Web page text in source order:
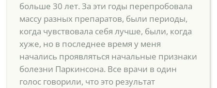
больше 30 лет. За эти годы перепробовала
массу разных препаратов, были периоды,
когда чувствовала себя лучше, были, когда
хуже, но в последнее время у меня
начались проявляться начальные признаки
болезни Паркинсона. Все врачи в один
голос говорили, что это результат